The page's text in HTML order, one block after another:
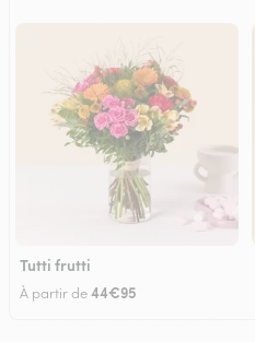
Tutti frutti
À partir de44€95